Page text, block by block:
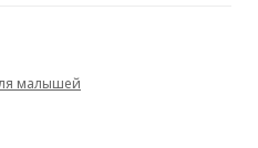
малышей